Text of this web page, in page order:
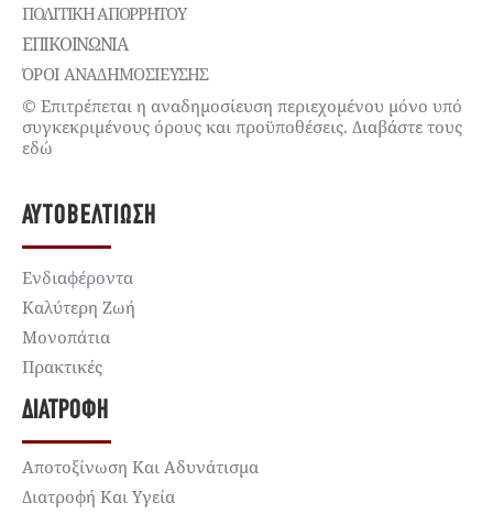
ΠΟΛΙΤΙΚΉ ΑΠΟΡΡΉΤΟΥ
ΕΠΙΚΟΙΝΩΝΊΑ
ΌΡΟΙ ΑΝΑΔΗΜΟΣΙΕΥΣΗΣ
© Επιτρέπεται η αναδημοσίευση περιεχομένου μόνο υπό
συγκεκριμένους όρους και προϋποθέσεις. Διαβάστε τους
εδώ
ΑΥΤΟΒΕΛΤΊΩΣΗ
Ενδιαφέροντα
Καλύτερη Ζωή
Μονοπάτια
Πρακτικές
ΔΙΑΤΡΟΦΉ
Αποτοξίνωση Και Αδυνάτισμα
Διατροφή Και Υγεία